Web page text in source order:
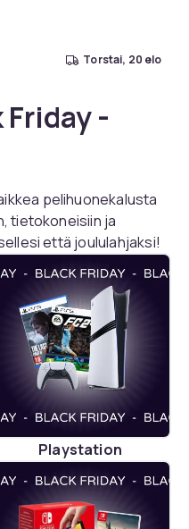
torstai, 20 elo
-
pelihuonekalusta
tietokoneisiin ja
että joululahjaksi!
Playstation